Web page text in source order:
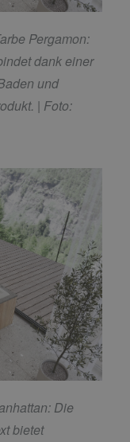
Pergamon:
dank einer
und
| Foto:
Die
bietet